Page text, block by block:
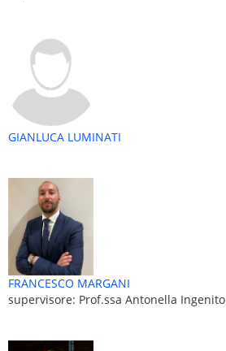
GIANLUCA LUMINATI
FRANCESCO MARGANI
supervisore: Prof.ssa Antonella Ingenito